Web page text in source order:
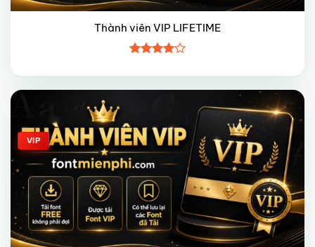
Thành viên VIP LIFETIME
xếp hạng
Giảm giá!
VIP